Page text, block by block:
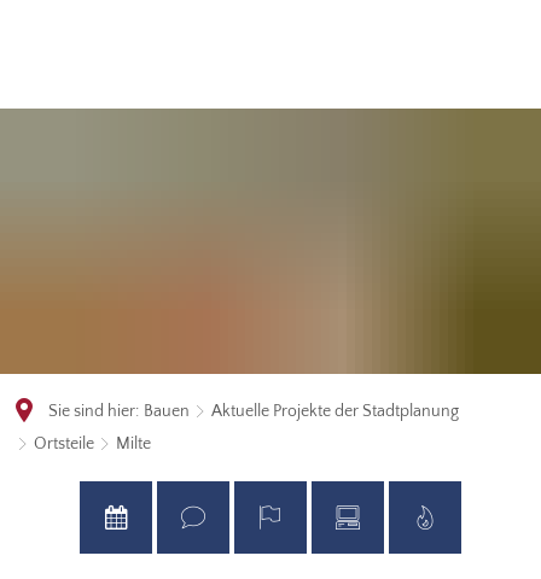
Sie sind hier: Bauen
Aktuelle Projekte der Stadtplanung
Ortsteile
Milte